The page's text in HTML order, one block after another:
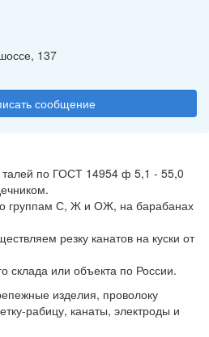
137
сообщение
талей по ГОСТ 14954 ф 5,1 - 55,0
группам С, Ж и ОЖ, на барабанах
резку канатов на куски от
склада или объекта по России.
изделия, проволоку
рабицу, канаты, электроды и